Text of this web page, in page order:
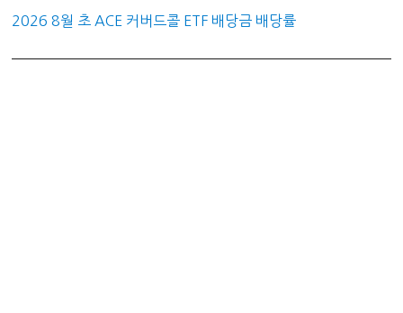
2026 8월 초 ACE 커버드콜 ETF 배당금 배당률